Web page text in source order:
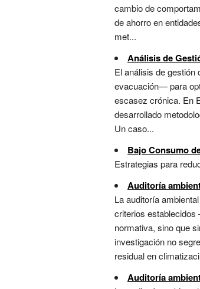
cambio de
de ahorro en
met...
Análisis de
El análisis de
evacuación— para
escasez crónica. En
desarrollado
Un caso...
Bajo Consumo
Estrategias para
Auditoría
La auditoría
criterios establecidos
normativa, sino que
investigación no
residual en
Auditoría